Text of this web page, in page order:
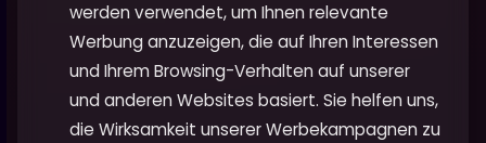
werden verwendet, um Ihnen relevante
Werbung anzuzeigen, die auf Ihren Interessen
und Ihrem Browsing-Verhalten auf unserer
und anderen Websites basiert. Sie helfen uns,
die Wirksamkeit unserer Werbekampagnen zu